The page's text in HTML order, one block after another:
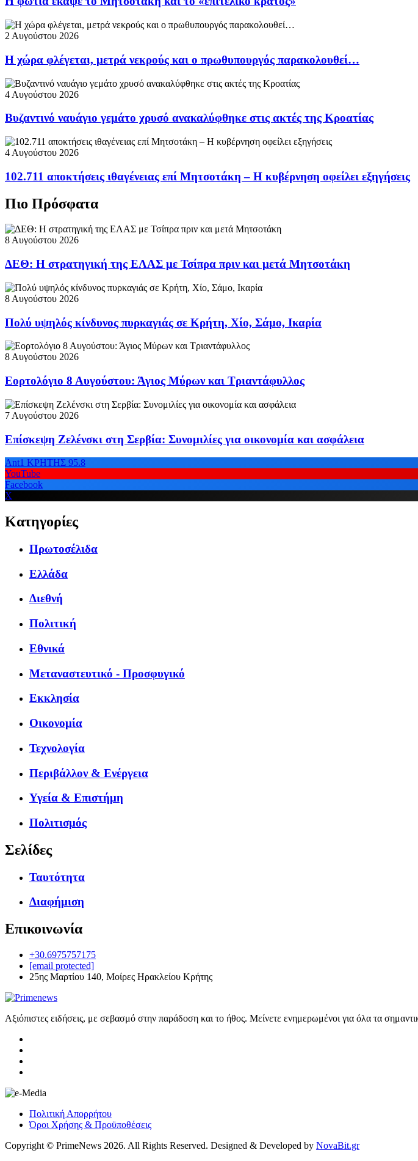
2 Αυγούστου 2026
Η χώρα φλέγεται, μετρά νεκρούς και ο πρωθυπουργός παρακολουθεί…
4 Αυγούστου 2026
Βυζαντινό ναυάγιο γεμάτο χρυσό ανακαλύφθηκε στις ακτές της Κροατίας
4 Αυγούστου 2026
102.711 αποκτήσεις ιθαγένειας επί Μητσοτάκη – Η κυβέρνηση οφείλει εξηγήσεις
Πιο Πρόσφατα
8 Αυγούστου 2026
ΔΕΘ: Η στρατηγική της ΕΛΑΣ με Τσίπρα πριν και μετά Μητσοτάκη
8 Αυγούστου 2026
Πολύ υψηλός κίνδυνος πυρκαγιάς σε Κρήτη, Χίο, Σάμο, Ικαρία
8 Αυγούστου 2026
Εορτολόγιο 8 Αυγούστου: Άγιος Μύρων και Τριαντάφυλλος
7 Αυγούστου 2026
Επίσκεψη Ζελένσκι στη Σερβία: Συνομιλίες για οικονομία και ασφάλεια
Ant1 ΚΡΗΤΗΣ 95.8
YouTube
Facebook
X
Κατηγορίες
Πρωτοσέλιδα
Ελλάδα
Διεθνή
Πολιτική
Εθνικά
Μεταναστευτικό - Προσφυγικό
Εκκλησία
Οικονομία
Τεχνολογία
Περιβάλλον & Ενέργεια
Υγεία & Επιστήμη
Πολιτισμός
Σελίδες
Ταυτότητα
Διαφήμιση
Επικοινωνία
+30.6975757175
[email protected]
25ης Μαρτίου 140, Μοίρες Ηρακλείου Κρήτης
Αξιόπιστες ειδήσεις, με σεβασμό στην παράδοση και το ήθος. Μείνετε ενημερωμένοι για όλα τα
Πολιτική Απορρήτου
Όροι Χρήσης & Προϋποθέσεις
Copyright © PrimeNews 2026. All Rights Reserved. Designed & Developed by NovaBit.gr